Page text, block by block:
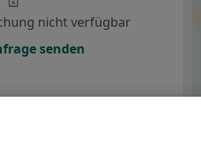
nicht verfügbar
senden